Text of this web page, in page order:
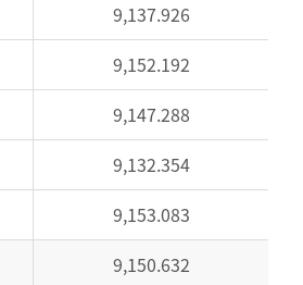
9,137.926
9,152.192
9,147.288
9,132.354
9,153.083
9,150.632